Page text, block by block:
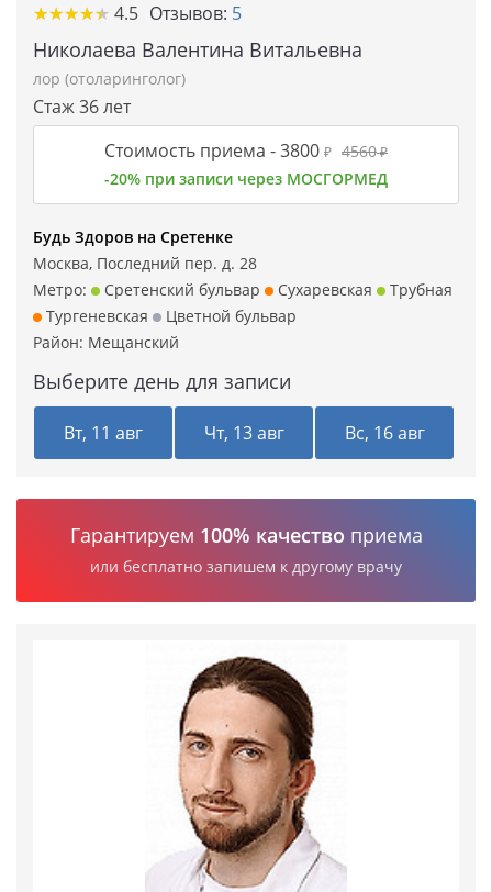
★★★★★
★★★★★ 4.5 Отзывов: 5
Николаева Валентина Витальевна
лор (отоларинголог)
Стаж 36 лет
Стоимость приема -3800 ₽ 4560₽
-20% при записи через МОСГОРМЕД
Будь Здоров на Сретенке
Москва, Последний пер. д. 28
Метро:
Сретенский бульвар Сухаревская
Трубная
Тургеневская
Цветной бульвар
Район: Мещанский
Выберите день для записи
Вт, 11 авг Чт, 13 авг Вс, 16 авг
Гарантируем 100% качество приема
или бесплатно запишем к другому врачу